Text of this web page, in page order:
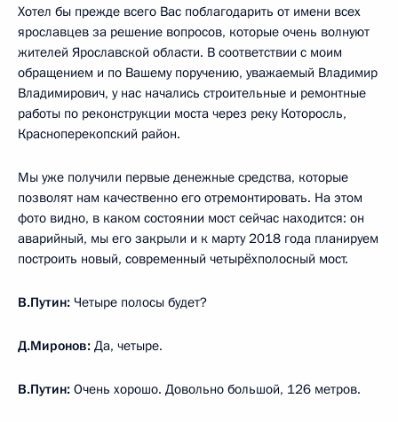
Хотел бы прежде всего Вас поблагодарить от имени всех
ярославцев за решение вопросов, которые очень волнуют
жителей Ярославской области. В соответствии с моим
обращением и по Вашему поручению, уважаемый Владимир
Владимирович, у нас начались строительные и ремонтные
работы по реконструкции моста через реку Которосль,
Красноперекопский район.
Мы уже получили первые денежные средства, которые
позволят нам качественно его отремонтировать. На этом
фото видно, в каком состоянии мост сейчас находится: он
аварийный, мы его закрыли и к марту 2018 года планируем
построить новый, современный четырёхполосный мост.
В.Путин: Четыре полосы будет?
Д.Миронов: Да, четыре.
В.Путин: Очень хорошо. Довольно большой, 126 метров.